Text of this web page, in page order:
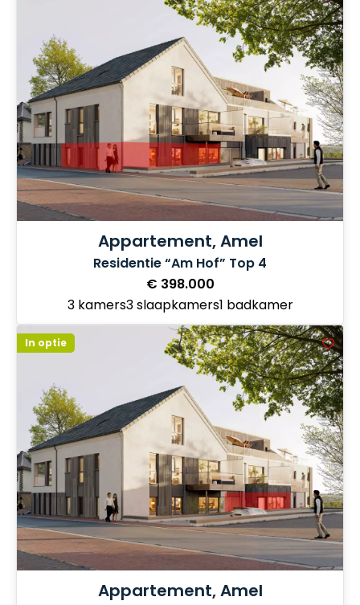
Appartement, Amel
Residentie “Am Hof” Top 4
€ 398.000
3 kamers3 slaapkamers1 badkamer
In optie
Appartement, Amel